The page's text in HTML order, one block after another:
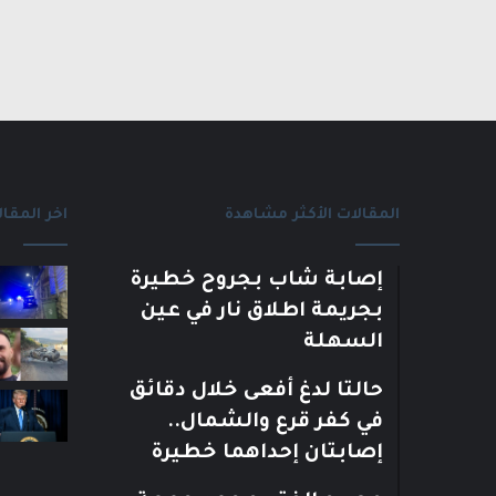
المقالات الأكثر مشاهدة
إصابة شاب بجروح خطيرة
بجريمة اطلاق نار في عين
السهلة
حالتا لدغ أفعى خلال دقائق
في كفر قرع والشمال..
إصابتان إحداهما خطيرة
اخر